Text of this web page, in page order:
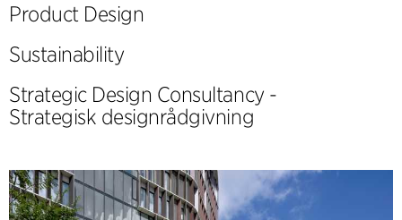
Product Design
Sustainability
Strategic Design Consultancy -
Strategisk designrådgivning